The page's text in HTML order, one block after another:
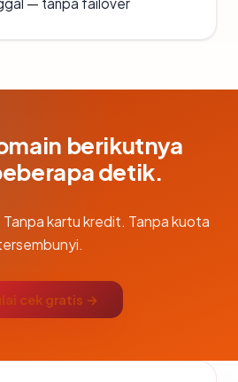
berikutnya
detik.
kartu kredit. Tanpa kuota
cek gratis →